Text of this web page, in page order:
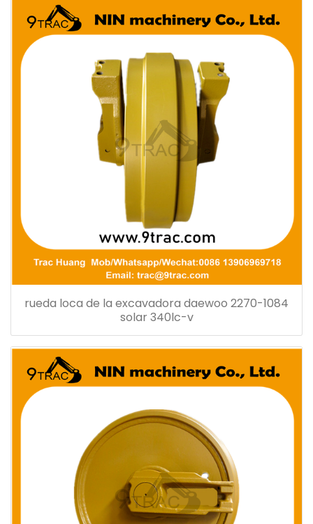
rueda loca de la excavadora daewoo 2270-1084
solar 340lc-v